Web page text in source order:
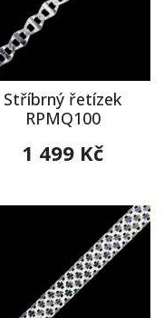
Stříbrný řetízek
RPMQ100
1 499 Kč